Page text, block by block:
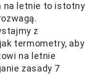
na letnie to istotny
z
termometry, aby
na letnie
zasady 7